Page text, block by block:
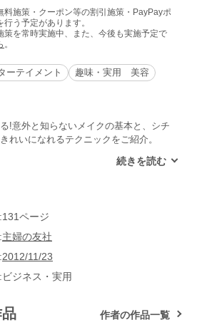
料施策・クーポン等の割引施策・PayPayポ
う予定があります。
策を常時実施中、また、今後も実施予定で
。
テイメント 趣味・実用 美容
!意外と知らないメイクの基本と、シチ
れいになれるテクニックをご紹介。
131ページ
主婦の友社
2012/11/23
ビジネス・実用
作者の作品一覧